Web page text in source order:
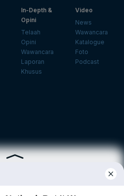
In-Depth &
Opini
Telaah
Opini
Wawancara
Laporan
Khusus
Video
News
Wawancara
Katalogue
Foto
Podcast